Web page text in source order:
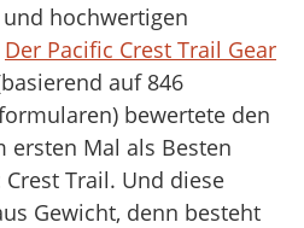
hochwertigen
Der Pacific Crest Trail Gear
auf 846
bewertete den
ersten Mal als Besten
Trail. Und diese
Gewicht, denn besteht